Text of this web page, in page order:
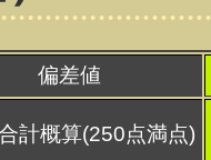
偏差値
計概算(250点満点)